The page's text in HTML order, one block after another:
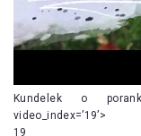
Kundelek o
video_index=’19’>
19